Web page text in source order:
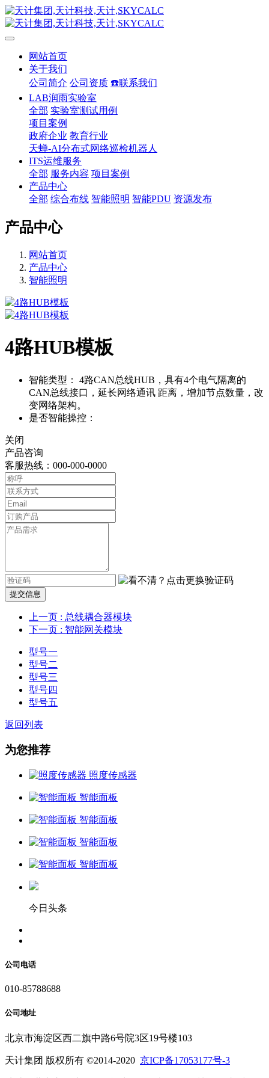
网站首页
关于我们
公司简介 公司资质 ☎️联系我们
LAB润雨实验室
全部 实验室测试用例
项目案例
政府企业 教育行业
天蝉-AI分布式网络巡检机器人
ITS运维服务
全部 服务内容 项目案例
产品中心
全部 综合布线 智能照明 智能PDU 资源发布
产品中心
网站首页
产品中心
智能照明
4路HUB模板
智能类型：
4路CAN总线HUB，具有4个电气隔离的
CAN总线接口，延长网络通讯 距离，增加节点数量，改
变网络架构。
是否智能操控：
关闭
产品咨询
客服热线：000-000-0000
提交信息
上一页 : 总线耦合器模块
下一页 : 智能网关模块
型号一
型号二
型号三
型号四
型号五
返回列表
为您推荐
照度传感器
智能面板
智能面板
智能面板
智能面板
今日头条
公司电话
010-85788688
公司地址
北京市海淀区西二旗中路6号院3区19号楼103
天计集团 版权所有 ©2014-2020 京ICP备17053177号-3